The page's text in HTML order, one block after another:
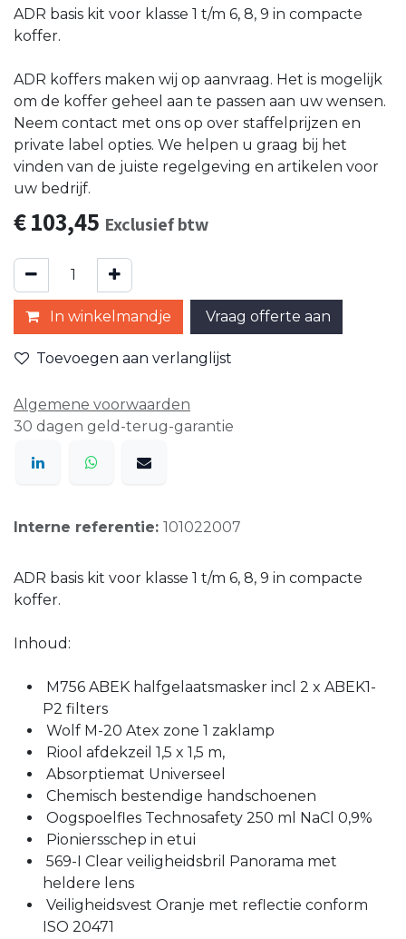
ADR basis kit voor klasse 1 t/m 6, 8, 9 in compacte
koffer.
ADR koffers maken wij op aanvraag. Het is mogelijk
om de koffer geheel aan te passen aan uw wensen.
Neem contact met ons op over staffelprijzen en
private label opties. We helpen u graag bij het
vinden van de juiste regelgeving en artikelen voor
uw bedrijf.
€103,45 Exclusief btw
In winkelmandje Vraag offerte aan
Toevoegen aan verlanglijst
Algemene voorwaarden
30 dagen geld-terug-garantie
Interne referentie: 101022007
ADR basis kit voor klasse 1 t/m 6, 8, 9 in compacte
koffer.
Inhoud:
M756 ABEK halfgelaatsmasker incl 2 x ABEK1-
P2 filters
Wolf M-20 Atex zone 1 zaklamp
Riool afdekzeil 1,5 x 1,5 m,
Absorptiemat Universeel
Chemisch bestendige handschoenen
Oogspoelfles Technosafety 250 ml NaCl 0,9%
Pioniersschep in etui
569-I Clear veiligheidsbril Panorama met
heldere lens
Veiligheidsvest Oranje met reflectie conform
ISO 20471